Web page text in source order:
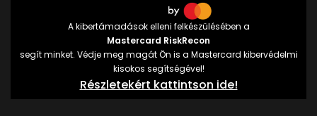
A kibertámadások elleni felkészülésében a
Mastercard RiskRecon
segít minket. Védje meg magát Ön is a Mastercard kibervédelmi
kisokos segítségével!
Részletekért kattintson ide!